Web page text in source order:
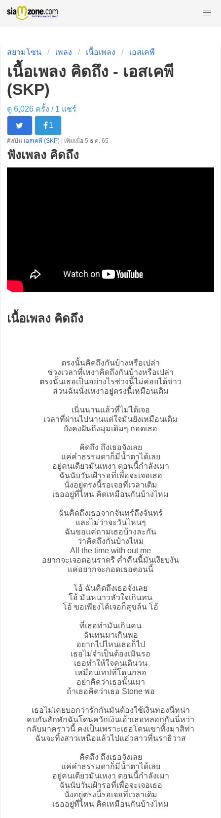
สยามโซน เพลง เนื้อเพลง เอสเคพี
เนื้อเพลง คิดถึง - เอสเคพี
(SKP)
ดู 6,026 ครั้ง / 1 แชร์
1
ศิลปิน เอสเคพี (SKP) | เพิ่มเมื่อ 5 ธ.ค. 65
ฟังเพลง คิดถึง
เนื้อเพลง คิดถึง
ตรงนั้นคิดถึงกันบ้างหรือเปล่า
ช่วงเวลาที่เหงาคิดถึงกันบ้างหรือเปล่า
ตรงนั้นเธอเป็นอย่างไรช่วงนี้ไม่ค่อยได้ข่าว
ส่วนฉันนั่งเหงาอยู่ตรงนี้เหมือนเดิม
เนิ่นนานแล้วที่ไม่ได้เจอ
เวลาที่ผ่านไปนานแต่ใจมันยังเหมือนเดิม
ยังคงฝันถึงมุมเดิมๆ กอดเธอ
คิดถึง ถึงเธอจังเลย
แค่คำธรรมดาก็มีน้ำตาได้เลย
อยู่คนเดียวมันเหงา ตอนนี้กำลังเมา
ฉันนับวันเฝ้ารอที่เพื่อจะเจอเธอ
นั่งอยู่ตรงนี้รอเจอที่เวลาเดิม
เธออยู่ที่ไหน คิดเหมือนกันบ้างไหม
ฉันคิดถึงเธอจากจันทร์ถึงจันทร์
และไม่ว่าจะวันไหนๆ
ฉันขอแค่ถามเธอบ้างละกัน
ว่าคิดถึงกันบ้างไหม
All the time with out me
อยากจะเจอตอนราตรี ค่ำคืนนี้มันเงียบงัน
แค่อยากจะกอดเธอตอนนี้
โอ้ ฉันคิดถึงเธอจังเลย
โอ้ มันหนาวหัวใจเกินทน
โอ้ ขอเพียงได้เจอก็สุขล้น โอ้
ที่เธอทำมันเกินคน
ฉันทนมาเกินพอ
อยากไปไหนเธอก็ไป
เธอไม่จำเป็นต้องเมินรอ
เธอทำให้ใจคนเดินวน
เหมือนเทปที่โดนกลอ
อย่าคิดว่าเธอนั้นเมา
ถ้าเธอคิดว่าเธอ Stone พอ
เธอไม่เคยบอกว่ารักกันมันต้องใช้เงินทองนี่หน่า
คบกันสักพักฉันโดนควักเงินเอ้าเธอหลอกกันนี่หว่า
กลับมาคราวนี้ คงเป็นเพราะเธอโดนเขาทิ้งมาสิท่า
ฉันจะทิ้งสาวเหนือแล้วไปแอ่วสาวที่นราธิวาส
คิดถึง ถึงเธอจังเลย
แค่คำธรรมดาก็มีน้ำตาได้เลย
อยู่คนเดียวมันเหงา ตอนนี้กำลังเมา
ฉันนับวันเฝ้ารอที่เพื่อจะเจอเธอ
นั่งอยู่ตรงนี้รอเจอที่เวลาเดิม
เธออยู่ที่ไหน คิดเหมือนกันบ้างไหม